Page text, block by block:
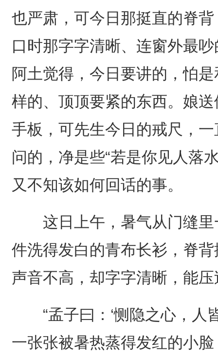
也严肃，可今日那挺直的脊
口时那字字清晰、连窗外最
阿土觉得，今日要讲的，怕
样的、顶顶要紧的东西。娘
手板，可先生今日的戒尺，
问的，净是些“若是你见人落
又不知该如何回话的事。
这日上午，暑气从门缝里
件洗得发白的青布长衫，脊
声音不高，却字字清晰，能
“孟子曰：‘恻隐之心，人
一张张被暑热蒸得发红的小